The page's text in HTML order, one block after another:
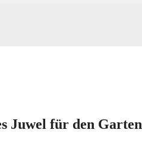
Juwel für den Garten